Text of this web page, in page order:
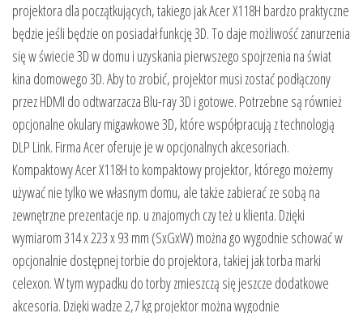
projektora dla początkujących, takiego jak Acer X118H bardzo praktyczne
będzie jeśli będzie on posiadał funkcję 3D. To daje możliwość zanurzenia
się w świecie 3D w domu i uzyskania pierwszego spojrzenia na świat
kina domowego 3D. Aby to zrobić, projektor musi zostać podłączony
przez HDMI do odtwarzacza Blu-ray 3D i gotowe. Potrzebne są również
opcjonalne okulary migawkowe 3D, które współpracują z technologią
DLP Link. Firma Acer oferuje je w opcjonalnych akcesoriach.
Kompaktowy Acer X118H to kompaktowy projektor, którego możemy
używać nie tylko we własnym domu, ale także zabierać ze sobą na
zewnętrzne prezentacje np. u znajomych czy też u klienta. Dzięki
wymiarom 314 x 223 x 93 mm (SxGxW) można go wygodnie schować w
opcjonalnie dostępnej torbie do projektora, takiej jak torba marki
celexon. W tym wypadku do torby zmieszczą się jeszcze dodatkowe
akcesoria. Dzięki wadze 2,7 kg projektor można wygodnie